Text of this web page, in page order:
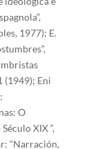
1977); E.
(1949); Eni
O
XIX “,
“Narración,